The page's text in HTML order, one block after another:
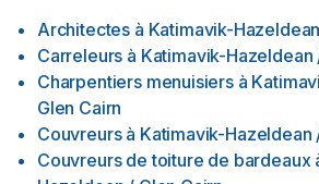
Architectes à Katimavik-
Carreleurs à Katimavik-Hazeldean
Charpentiers menuisiers à
Glen Cairn
Couvreurs à Katimavik-Hazeldean
Couvreurs de toiture de bardeaux